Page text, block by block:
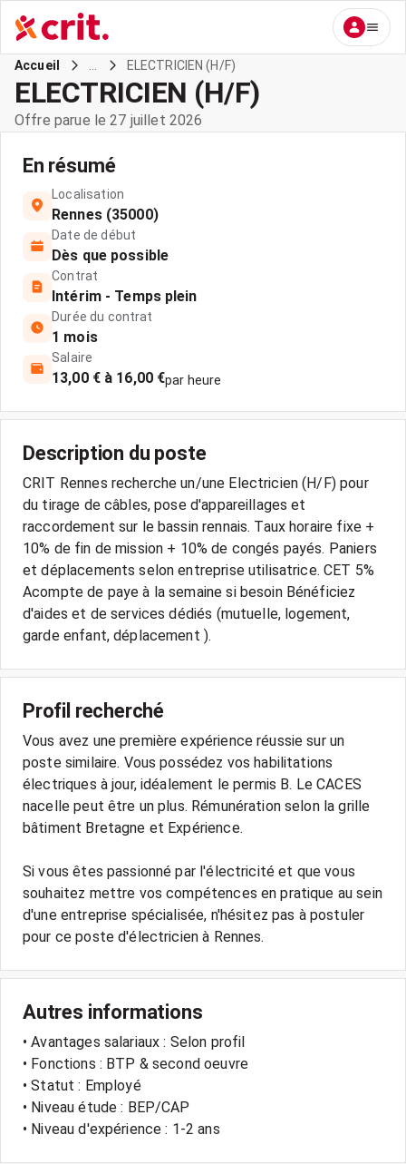
Accueil ELECTRICIEN (H/F)
ELECTRICIEN (H/F)
Offre parue le 27 juillet 2026
En résumé
Localisation
Rennes (35000)
Date de début
Dès que possible
Contrat
Intérim - Temps plein
Durée du contrat
1 mois
Salaire
13,00 € à 16,00 €par heure
Description du poste
CRIT Rennes recherche un/une Electricien (H/F) pour
du tirage de câbles, pose d'appareillages et
raccordement sur le bassin rennais. Taux horaire fixe +
10% de fin de mission + 10% de congés payés. Paniers
et déplacements selon entreprise utilisatrice. CET 5%
Acompte de paye à la semaine si besoin Bénéficiez
d'aides et de services dédiés (mutuelle, logement,
Profil recherché
Vous avez une première expérience réussie sur un
poste similaire. Vous possédez vos habilitations
électriques à jour, idéalement le permis B. Le CACES
nacelle peut être un plus. Rémunération selon la grille
bâtiment Bretagne et Expérience.
Si vous êtes passionné par l'électricité et que vous
souhaitez mettre vos compétences en pratique au sein
d'une entreprise spécialisée, n'hésitez pas à postuler
Autres informations
• Avantages salariaux : Selon profil
• Fonctions : BTP & second oeuvre
• Statut : Employé
• Niveau étude : BEP/CAP
• Niveau d'expérience : 1-2 ans